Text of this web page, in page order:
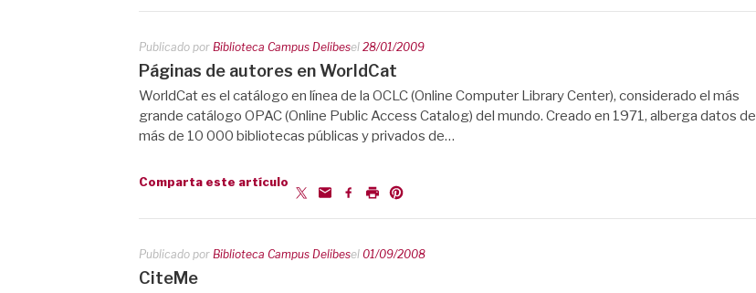
Publicado por Biblioteca Campus Delibesel 28/01/2009
Páginas de autores en WorldCat
WorldCat es el catálogo en línea de la OCLC (Online Computer Library Center), considerado el más
grande catálogo OPAC (Online Public Access Catalog) del mundo. Creado en 1971, alberga datos de
más de 10 000 bibliotecas públicas y privados de…
Comparta este artículo
Publicado por Biblioteca Campus Delibesel 01/09/2008
CiteMe